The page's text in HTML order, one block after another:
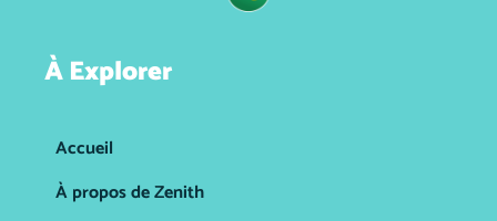
À Explorer
Accueil
À propos de Zenith